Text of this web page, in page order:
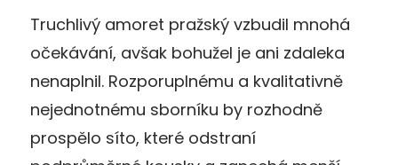
Truchlivý amoret pražský vzbudil mnohá
očekávání, avšak bohužel je ani zdaleka
nenaplnil. Rozporuplnému a kvalitativně
nejednotnému sborníku by rozhodně
prospělo síto, které odstraní